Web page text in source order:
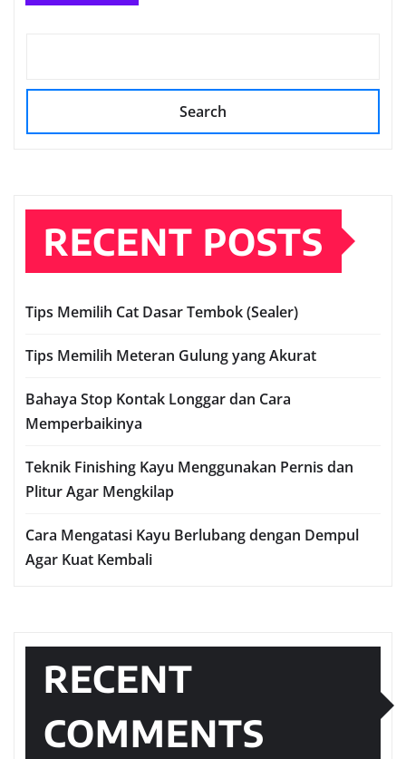
Search
RECENT POSTS
Tips Memilih Cat Dasar Tembok (Sealer)
Tips Memilih Meteran Gulung yang Akurat
Bahaya Stop Kontak Longgar dan Cara
Memperbaikinya
Teknik Finishing Kayu Menggunakan Pernis dan
Plitur Agar Mengkilap
Cara Mengatasi Kayu Berlubang dengan Dempul
Agar Kuat Kembali
RECENT
COMMENTS